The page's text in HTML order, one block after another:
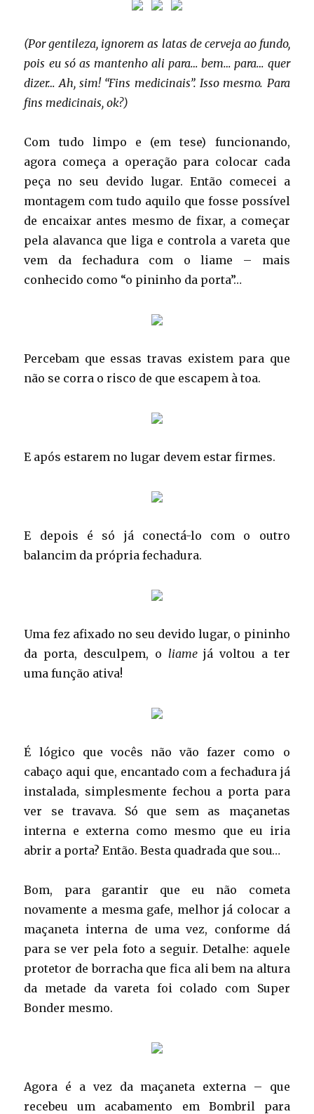
(Por gentileza, ignorem as latas de cerveja ao fundo,
pois eu só as mantenho ali para… bem… para… quer
dizer… Ah, sim! “Fins medicinais”. Isso mesmo. Para
fins medicinais, ok?)
Com tudo limpo e (em tese) funcionando,
agora começa a operação para colocar cada
peça no seu devido lugar. Então comecei a
montagem com tudo aquilo que fosse possível
de encaixar antes mesmo de fixar, a começar
pela alavanca que liga e controla a vareta que
vem da fechadura com o liame – mais
conhecido como “o pininho da porta”…
Percebam que essas travas existem para que
não se corra o risco de que escapem à toa.
E após estarem no lugar devem estar firmes.
E depois é só já conectá-lo com o outro
balancim da própria fechadura.
Uma fez afixado no seu devido lugar, o pininho
da porta, desculpem, o liamejá voltou a ter
uma função ativa!
É lógico que vocês não vão fazer como o
cabaço aqui que, encantado com a fechadura já
instalada, simplesmente fechou a porta para
ver se travava. Só que sem as maçanetas
interna e externa como mesmo que eu iria
abrir a porta? Então. Besta quadrada que sou…
Bom, para garantir que eu não cometa
novamente a mesma gafe, melhor já colocar a
maçaneta interna de uma vez, conforme dá
para se ver pela foto a seguir. Detalhe: aquele
protetor de borracha que fica ali bem na altura
da metade da vareta foi colado com Super
Bonder mesmo.
Agora é a vez da maçaneta externa – que
recebeu um acabamento em Bombril para